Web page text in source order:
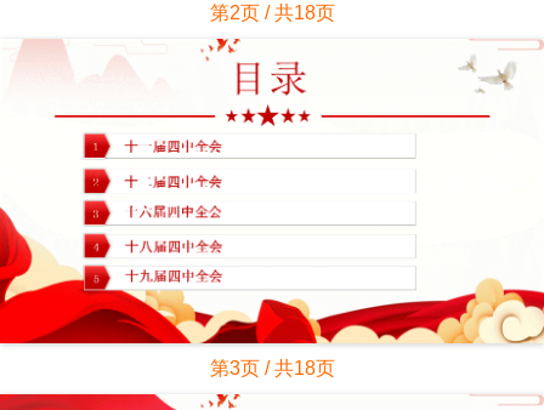
第2页 / 共18页
第3页 / 共18页